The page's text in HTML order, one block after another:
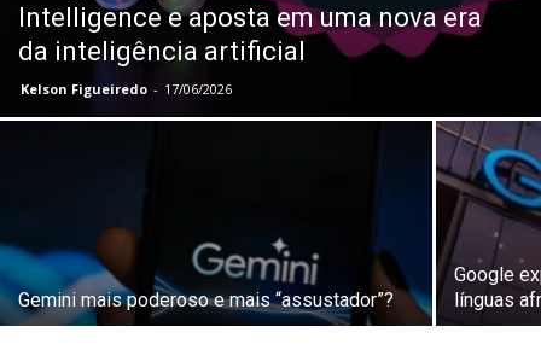
Intelligence e aposta em uma nova era
da inteligência artificial
Kelson Figueiredo - 17/06/2026
Gemini mais poderoso e mais “assustador”?
Google
línguas